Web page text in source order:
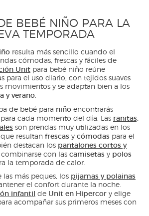
BEBÉ NIÑO PARA LA
TEMPORADA
resulta más sencillo cuando el
cómodas, frescas y fáciles de
Unit para bebé niño reúne
para el uso diario, con tejidos suaves
movimientos y se adaptan bien a los
y verano.
de bebé para niño encontrarás
cada momento del día. Las ranitas,
son prendas muy utilizadas en los
resultan frescas y cómodas para el
destacan los pantalones cortos y
combinarse con las camisetas y polos
la temporada de calor.
las más peques, los pijamas y polainas
el confort durante la noche.
infantil de Unit en Hipercor y elige
acompañar sus primeros meses con